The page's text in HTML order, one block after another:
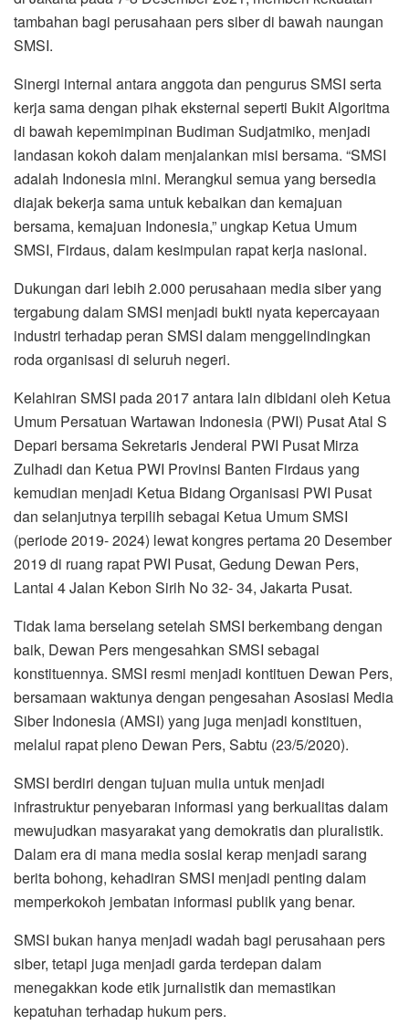
tambahan bagi perusahaan pers siber di bawah naungan
SMSI.
Sinergi internal antara anggota dan pengurus SMSI serta
kerja sama dengan pihak eksternal seperti Bukit Algoritma
di bawah kepemimpinan Budiman Sudjatmiko, menjadi
landasan kokoh dalam menjalankan misi bersama. “SMSI
adalah Indonesia mini. Merangkul semua yang bersedia
diajak bekerja sama untuk kebaikan dan kemajuan
bersama, kemajuan Indonesia,” ungkap Ketua Umum
SMSI, Firdaus, dalam kesimpulan rapat kerja nasional.
Dukungan dari lebih 2.000 perusahaan media siber yang
tergabung dalam SMSI menjadi bukti nyata kepercayaan
industri terhadap peran SMSI dalam menggelindingkan
roda organisasi di seluruh negeri.
Kelahiran SMSI pada 2017 antara lain dibidani oleh Ketua
Umum Persatuan Wartawan Indonesia (PWI) Pusat Atal S
Depari bersama Sekretaris Jenderal PWI Pusat Mirza
Zulhadi dan Ketua PWI Provinsi Banten Firdaus yang
kemudian menjadi Ketua Bidang Organisasi PWI Pusat
dan selanjutnya terpilih sebagai Ketua Umum SMSI
(periode 2019- 2024) lewat kongres pertama 20 Desember
2019 di ruang rapat PWI Pusat, Gedung Dewan Pers,
Lantai 4 Jalan Kebon Sirih No 32- 34, Jakarta Pusat.
Tidak lama berselang setelah SMSI berkembang dengan
baik, Dewan Pers mengesahkan SMSI sebagai
konstituennya. SMSI resmi menjadi kontituen Dewan Pers,
bersamaan waktunya dengan pengesahan Asosiasi Media
Siber Indonesia (AMSI) yang juga menjadi konstituen,
melalui rapat pleno Dewan Pers, Sabtu (23/5/2020).
SMSI berdiri dengan tujuan mulia untuk menjadi
infrastruktur penyebaran informasi yang berkualitas dalam
mewujudkan masyarakat yang demokratis dan pluralistik.
Dalam era di mana media sosial kerap menjadi sarang
berita bohong, kehadiran SMSI menjadi penting dalam
memperkokoh jembatan informasi publik yang benar.
SMSI bukan hanya menjadi wadah bagi perusahaan pers
siber, tetapi juga menjadi garda terdepan dalam
menegakkan kode etik jurnalistik dan memastikan
kepatuhan terhadap hukum pers.